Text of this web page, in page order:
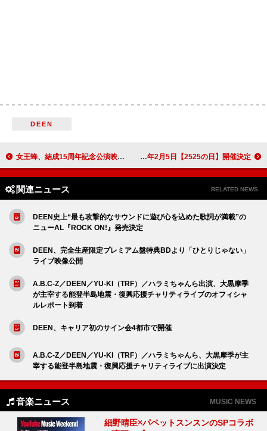
DEEN
女王蜂、結成15周年記念公演映像商品の全曲ダイジェスト映像公開 NIKO NIKO TAN TAN、2025年2月5日【2525の日】開催決定
関連ニュース RELATED NEWS
DEEN史上“最も攻撃的なサウンドに遊び心を込めた歌詞が満載”の
ニューAL『ROCK ON!』発売決定
DEEN、完全生産限定プレミアム盤特典BDより「ひとりじゃない」
ライブ映像公開
A.B.C-Z／DEEN／YU-KI（TRF）／ハラミちゃんら出演、大黒摩季
が主宰する能登半島地震・復興応援チャリティライブのオフィシャ
ルレポート到着
DEEN、キャリア初のサイン会4都市で開催
A.B.C-Z／DEEN／YU-KI（TRF）／ハラミちゃんら、大黒摩季が主
宰する能登半島地震・復興応援チャリティライブに出演決定
音楽ニュース MUSIC NEWS
細野晴臣×パペットスンスンのSPコラボ